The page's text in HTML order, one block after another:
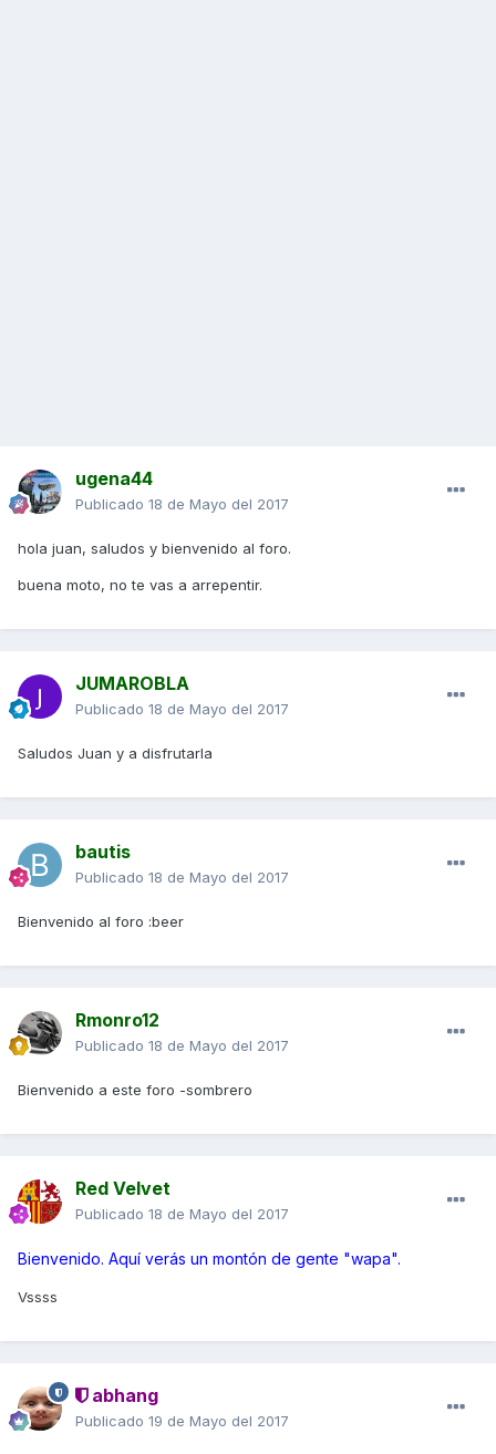
ugena44
Publicado 18 de Mayo del 2017
hola juan, saludos y bienvenido al foro.
buena moto, no te vas a arrepentir.
JUMAROBLA
Publicado 18 de Mayo del 2017
Saludos Juan y a disfrutarla
bautis
Publicado 18 de Mayo del 2017
Bienvenido al foro :beer
Rmonro12
Publicado 18 de Mayo del 2017
Bienvenido a este foro -sombrero
Red Velvet
Publicado 18 de Mayo del 2017
Bienvenido. Aquí verás un montón de gente "wapa".
Vssss
abhang
Publicado 19 de Mayo del 2017